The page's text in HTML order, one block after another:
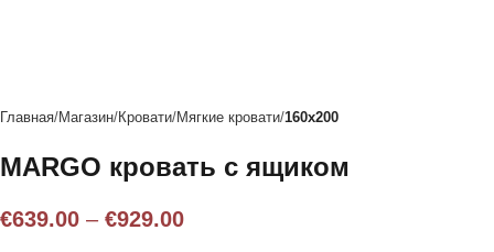
Главная Магазин Кровати Мягкие кровати 160x200
MARGO кровать с ящиком
€639.00 – €929.00